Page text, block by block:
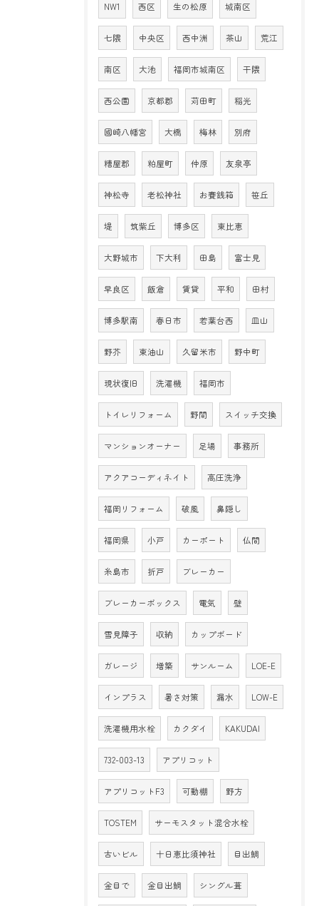
NW1 西区 生の松原 城南区
七隈 中央区 西中洲 茶山 荒江
南区 大池 福岡市城南区 干隈
西公園 京都郡 苅田町 稲光
國崎八幡宮 大橋 梅林 別府
糟屋郡 粕屋町 仲原 友泉亭
神松寺 老松神社 お賽銭箱 笹丘
堤 筑紫丘 博多区 東比恵
大野城市 下大利 田島 富士見
早良区 飯倉 賃貸 平和 田村
博多駅南 春日市 若葉台西 皿山
野芥 東油山 久留米市 野中町
現状復旧 洗濯機 福岡市
トイレリフォーム 野間 スイッチ交換
マンションオーナー 足場 事務所
アクアコーディネイト 高圧洗浄
福岡リフォーム 破風 鼻隠し
福岡県 小戸 カーポート 仏間
糸島市 折戸 ブレーカー
ブレーカーボックス 電気 壁
雪見障子 収納 カップボード
ガレージ 増築 サンルーム LOE-E
インプラス 暑さ対策 漏水 LOW-E
洗濯機用水栓 カクダイ KAKUDAI
732-003-13 アプリコット
アプリコットF3 可動棚 野方
TOSTEM サーモスタット混合水栓
古いビル 十日恵比須神社 目出鯛
金目で 金目出鯛 シングル葺